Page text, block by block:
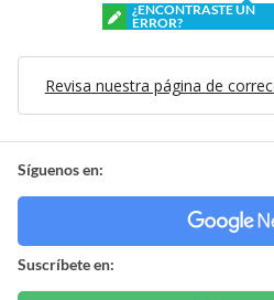
¿ENCONTRASTE UN
ERROR?
Revisa nuestra página de
Síguenos en:
Suscríbete en: